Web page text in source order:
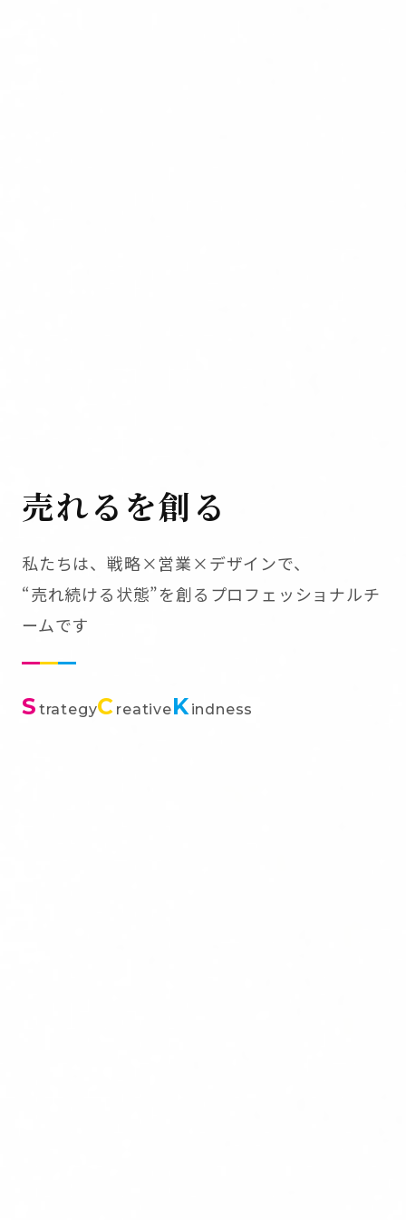
売れるを創る
私たちは、戦略×営業×デザインで、
“売れ続ける状態”を創るプロフェッショナルチ
ームです
S trategyC reativeKindness